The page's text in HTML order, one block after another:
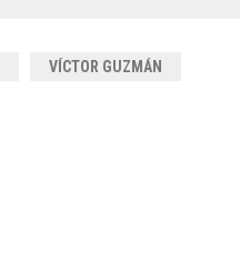
VÍCTOR GUZMÁN